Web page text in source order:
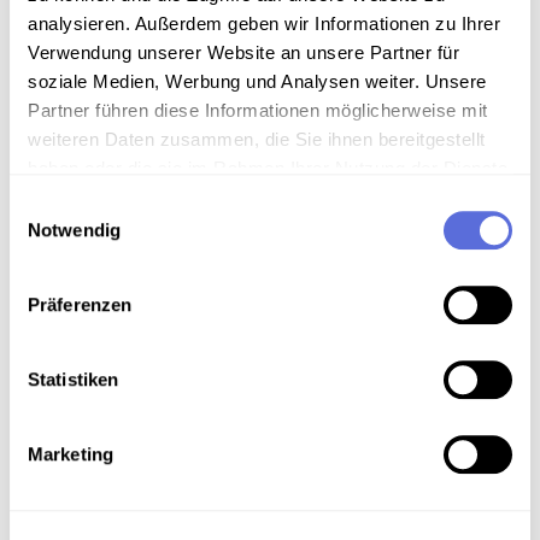
analysieren. Außerdem geben wir Informationen zu Ihrer
Verwendung unserer Website an unsere Partner für
soziale Medien, Werbung und Analysen weiter. Unsere
Partner führen diese Informationen möglicherweise mit
weiteren Daten zusammen, die Sie ihnen bereitgestellt
Notwendig
Präferenzen
Statistiken
Marketing
Download
Metadaten
Verortung in der digitalen Sammlung
Schlagworte
Minderheiten
Publizierte
und vervielfältigte Aufnahme
Teil der Sammlung